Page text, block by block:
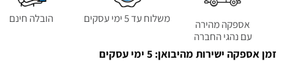
אספקה מהירה
עם נהגי החברה
משלוח עד 5 ימי עסקים הובלה חינם
זמן אספקה ישירות מהיבואן: 5 ימי עסקים